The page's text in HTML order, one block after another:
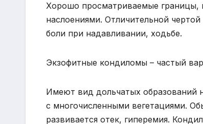
Хорошо просматриваемые границы,
наслоениями. Отличительной
боли при надавливании, ходьбе.
Экзофитные кондиломы – частый
Имеют вид дольчатых образований
с многочисленными вегетациями.
развивается отек, гиперемия.